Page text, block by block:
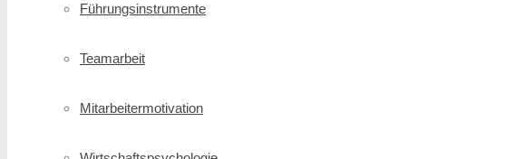
Führungsinstrumente
Teamarbeit
Mitarbeitermotivation